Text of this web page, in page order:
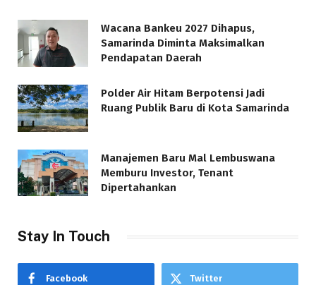
Wacana Bankeu 2027 Dihapus,
Samarinda Diminta Maksimalkan
Pendapatan Daerah
Polder Air Hitam Berpotensi Jadi
Ruang Publik Baru di Kota Samarinda
Manajemen Baru Mal Lembuswana
Memburu Investor, Tenant
Dipertahankan
Stay In Touch
Facebook Twitter